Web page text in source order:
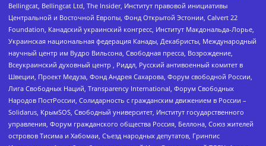
Bellingcat, Bellingcat Ltd, The Insider, Институт правовой инициативы
Центральной и Восточной Европы, Фонд Открытой Эстонии, Calvert 22
Foundation, Канадский украинский конгресс, Институт Макдональда-Лорье,
Украинская национальная федерация Канады, Декабристы, Международный
научный центр им Вудро Вильсона, Свободная пресса, Возрождение,
Всеукраинский духовный центр , Риддл, Русский антивоенный комитет в
Швеции, Проект Медуза, Фонд Андрея Сахарова, Форум свободной России,
Лига Свободных Наций, Transparеncy International, Форум Свободных
Народов ПостРоссии, Солидарность с гражданским движением в России –
Solidarus, КрымSOS, Свободный университет, Институт государственного
управления, Форум гражданского общества Россия, Беллона, Союз жителей
островов Тисима и Хабомаи, Съезд народных депутатов, Гринпис